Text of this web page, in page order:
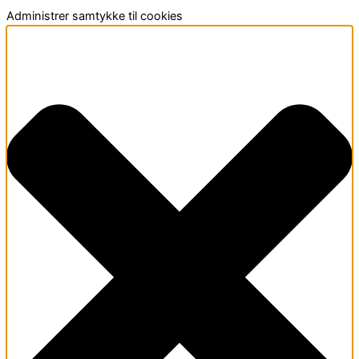
Administrer samtykke til cookies